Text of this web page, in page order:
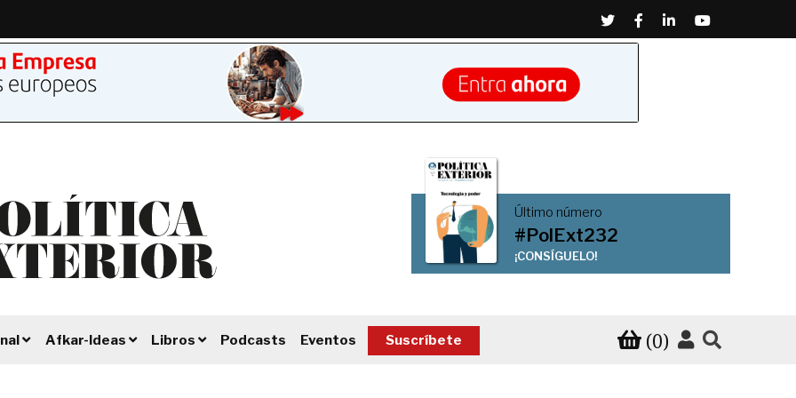
TwitterFacebook
LinkedinYoutube
Último número
#PolExt232
¡CONSÍGUELO!
Afkar-Ideas Libros Podcasts Eventos Suscríbete (0)